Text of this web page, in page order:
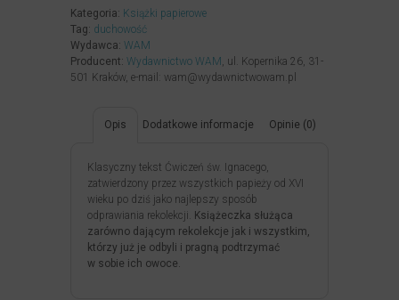
Kategoria: Książki papierowe
Tag: duchowość
Wydawca: WAM
Producent: Wydawnictwo WAM , ul. Kopernika 26, 31-
501 Kraków, e-mail: wam@wydawnictwowam.pl
Opis Dodatkowe informacje Opinie (0)
Klasyczny tekst Ćwiczeń św. Ignacego,
zatwierdzony przez wszystkich papieży od XVI
wieku po dziś jako najlepszy sposób
odprawiania rekolekcji. Książeczka służąca
zarówno dającym rekolekcje jak i wszystkim,
którzy już je odbyli i pragną podtrzymać
w sobie ich owoce.